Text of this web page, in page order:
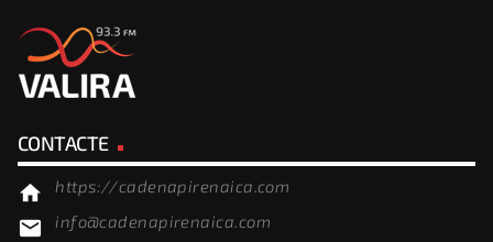
CONTACTE
home https://cadenapirenaica.com
email info@cadenapirenaica.com